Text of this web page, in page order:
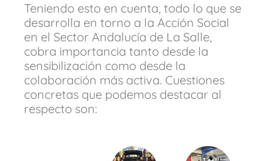
Teniendo esto en cuenta, todo lo que se
desarrolla en torno a la Acción Social
en el Sector Andalucía de La Salle,
cobra importancia tanto desde la
sensibilización como desde la
colaboración más activa. Cuestiones
concretas que podemos destacar al
respecto son: